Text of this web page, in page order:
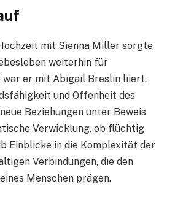
mit Sienna Miller sorgte
weiterhin für
war er mit Abigail Breslin liiert,
und Offenheit des
Beziehungen unter Beweis
Verwicklung, ob flüchtig
Einblicke in die Komplexität der
Verbindungen, die den
Menschen prägen.